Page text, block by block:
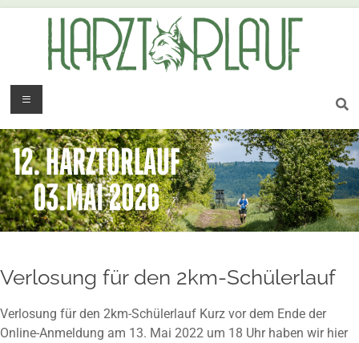
Verlosung für den 2km-Schülerlauf
Verlosung für den 2km-Schülerlauf Kurz vor dem Ende der
Online-Anmeldung am 13. Mai 2022 um 18 Uhr haben wir hier